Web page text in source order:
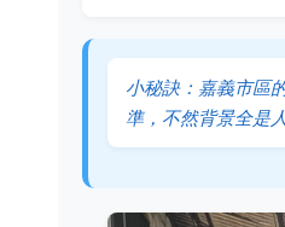
小秘訣：嘉義市區
準，不然背景全是